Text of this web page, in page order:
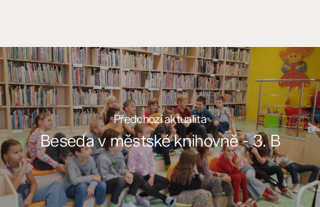
Předchozí aktualita
Beseda v městské knihovně - 3. B